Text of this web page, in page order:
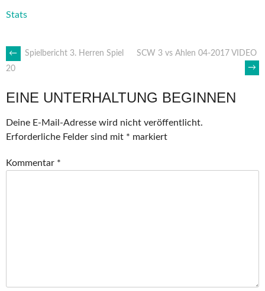
Stats
ARTIKEL-
NAVIGATION
←
Spielbericht 3. Herren Spiel
20
SCW 3 vs Ahlen 04-2017 VIDEO
→
EINE UNTERHALTUNG BEGINNEN
Deine E-Mail-Adresse wird nicht veröffentlicht.
Erforderliche Felder sind mit * markiert
Kommentar *